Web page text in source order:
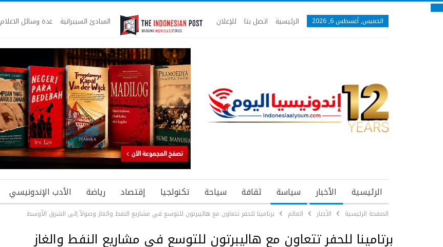
الخميس, أغسطس 6, 2026 الرئيسية اتصل بنا للإعلان المبادئ السيبرانية عدة وسائل الاعلام
الرئيسية الأخبار سياسة ثقافة سياحة تكنولجيا إقتصاد رياضة الأدب الإندونيسي
الصفحة الرئيسية الأخبار العالم برتامينا للحفر تتعاون مع هاليبرتون للتوسع في مشاريع النفط والغاز وصولاً إلى الشرق الأوسط
برتامينا للحفر تتعاون مع هاليبرتون للتوسع في مشاريع النفط والغاز